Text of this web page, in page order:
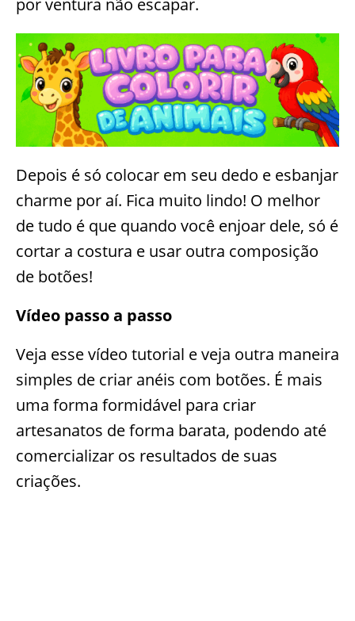
por ventura não escapar.
Depois é só colocar em seu dedo e esbanjar
charme por aí. Fica muito lindo! O melhor
de tudo é que quando você enjoar dele, só é
cortar a costura e usar outra composição
de botões!
Vídeo passo a passo
Veja esse vídeo tutorial e veja outra maneira
simples de criar anéis com botões. É mais
uma forma formidável para criar
artesanatos de forma barata, podendo até
comercializar os resultados de suas
criações.